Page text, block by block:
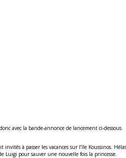
avec la bande-annonce de lancement ci-dessous.
à passer les vacances sur l’île Koussinos.
Luigi pour sauver une nouvelle fois la princesse.